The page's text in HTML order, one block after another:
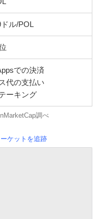
ル/POL
での決済
代の支払い
ーキング
調べ
ケットを追跡